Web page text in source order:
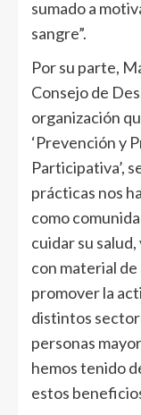
sumado a
sangre”.
Por su parte,
Consejo de
organización
‘Prevención y
Participativa’,
prácticas nos
como
cuidar su
con material
promover la
distintos
personas
hemos tenido
estos